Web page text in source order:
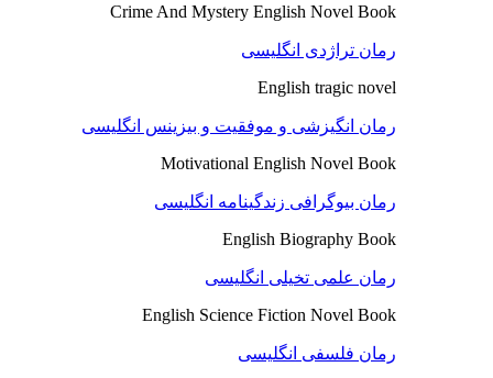
Crime And Mystery English Novel Book
رمان تراژدی انگلیسی
English tragic novel
رمان انگیزشی و موفقیت و بیزینس انگلیسی
Motivational English Novel Book
رمان بیوگرافی زندگینامه انگلیسی
English Biography Book
رمان علمی تخیلی انگلیسی
English Science Fiction Novel Book
رمان فلسفی انگلیسی